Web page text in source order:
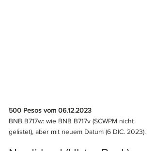
500 Pesos vom 06.12.2023
BNB B717w: wie BNB B717v (SCWPM nicht
gelistet), aber mit neuem Datum (6 DIC. 2023).